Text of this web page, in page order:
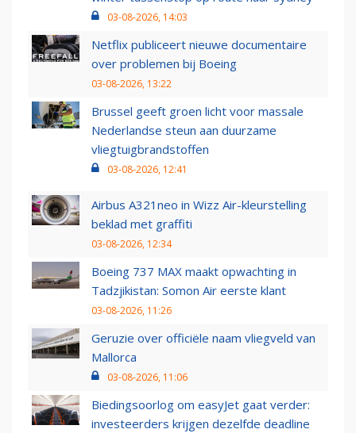
03-08-2026, 14:03
Netflix publiceert nieuwe documentaire
over problemen bij Boeing
03-08-2026, 13:22
Brussel geeft groen licht voor massale
Nederlandse steun aan duurzame
vliegtuigbrandstoffen
03-08-2026, 12:41
Airbus A321neo in Wizz Air-kleurstelling
beklad met graffiti
03-08-2026, 12:34
Boeing 737 MAX maakt opwachting in
Tadzjikistan: Somon Air eerste klant
03-08-2026, 11:26
Geruzie over officiële naam vliegveld van
Mallorca
03-08-2026, 11:06
Biedingsoorlog om easyJet gaat verder:
investeerders krijgen dezelfde deadline